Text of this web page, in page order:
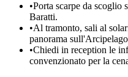
•Porta scarpe da scoglio
Baratti.
•Al tramonto, sali al
panorama
•Chiedi in reception le
convenzionato per la